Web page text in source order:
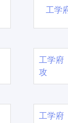
工学
工学府
攻
工学府